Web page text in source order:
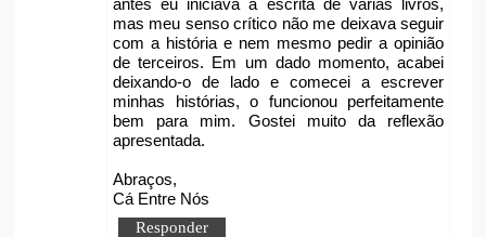
mas meu senso crítico não me deixava seguir
com a história e nem mesmo pedir a opinião
de terceiros. Em um dado momento, acabei
deixando-o de lado e comecei a escrever
minhas histórias, o funcionou perfeitamente
bem para mim. Gostei muito da reflexão
apresentada.
Abraços,
Cá Entre Nós
Responder